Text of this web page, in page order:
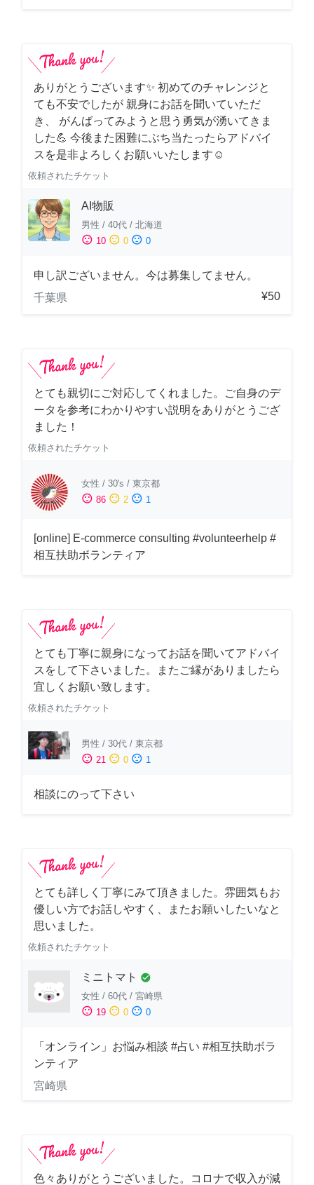
ありがとうございます✨ 初めてのチャレンジと
ても不安でしたが 親身にお話を聞いていただ
き、 がんばってみようと思う勇気が湧いてきま
した💪 今後また困難にぶち当たったらアドバイ
スを是非よろしくお願いいたします☺️
依頼されたチケット
AI物販
男性 / 40代 / 北海道
sentiment_satisfied 10 sentiment_neutral 0 sentiment_dissatisfied 0
申し訳ございません。今は募集してません。
千葉県
¥50
とても親切にご対応してくれました。ご自身のデ
ータを参考にわかりやすい説明をありがとうござ
ました！
依頼されたチケット
女性 / 30's / 東京都
sentiment_satisfied 86 sentiment_neutral 2 sentiment_dissatisfied 1
[online] E-commerce consulting #volunteerhelp #
相互扶助ボランティア
とても丁寧に親身になってお話を聞いてアドバイ
スをして下さいました。またご縁がありましたら
宜しくお願い致します。
依頼されたチケット
男性 / 30代 / 東京都
sentiment_satisfied 21 sentiment_neutral 0 sentiment_dissatisfied 1
相談にのって下さい
とても詳しく丁寧にみて頂きました。雰囲気もお
優しい方でお話しやすく、またお願いしたいなと
思いました。
依頼されたチケット
ミニトマト check_circle
女性 / 60代 / 宮崎県
sentiment_satisfied 19 sentiment_neutral 0 sentiment_dissatisfied 0
「オンライン」お悩み相談 #占い #相互扶助ボラ
ンティア
宮崎県
色々ありがとうございました。コロナで収入が減